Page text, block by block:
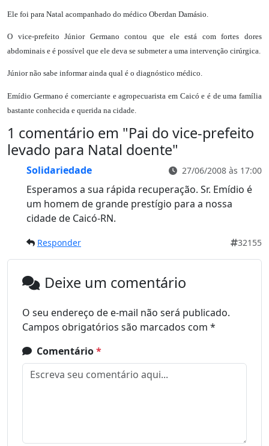
Ele foi para Natal acompanhado do médico Oberdan Damásio.
O vice-prefeito Júnior Germano contou que ele está com fortes dores
abdominais e é possível que ele deva se submeter a uma intervenção cirúrgica.
Júnior não sabe informar ainda qual é o diagnóstico médico.
Emídio Germano é comerciante e agropecuarista em Caicó e é de uma família
bastante conhecida e querida na cidade.
1 comentário em "Pai do vice-prefeito
levado para Natal doente"
Solidariedade 27/06/2008 às 17:00
Esperamos a sua rápida recuperação. Sr. Emídio é
um homem de grande prestígio para a nossa
cidade de Caicó-RN.
Responder 32155
Deixe um comentário
O seu endereço de e-mail não será publicado.
Campos obrigatórios são marcados com *
Comentário*